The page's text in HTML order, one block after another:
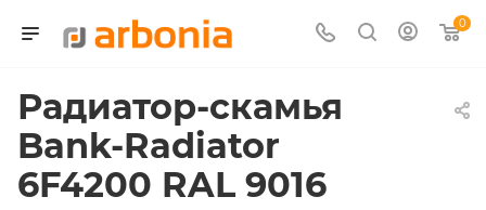
0
Радиатор-скамья
Bank-Radiator
6F4200 RAL 9016